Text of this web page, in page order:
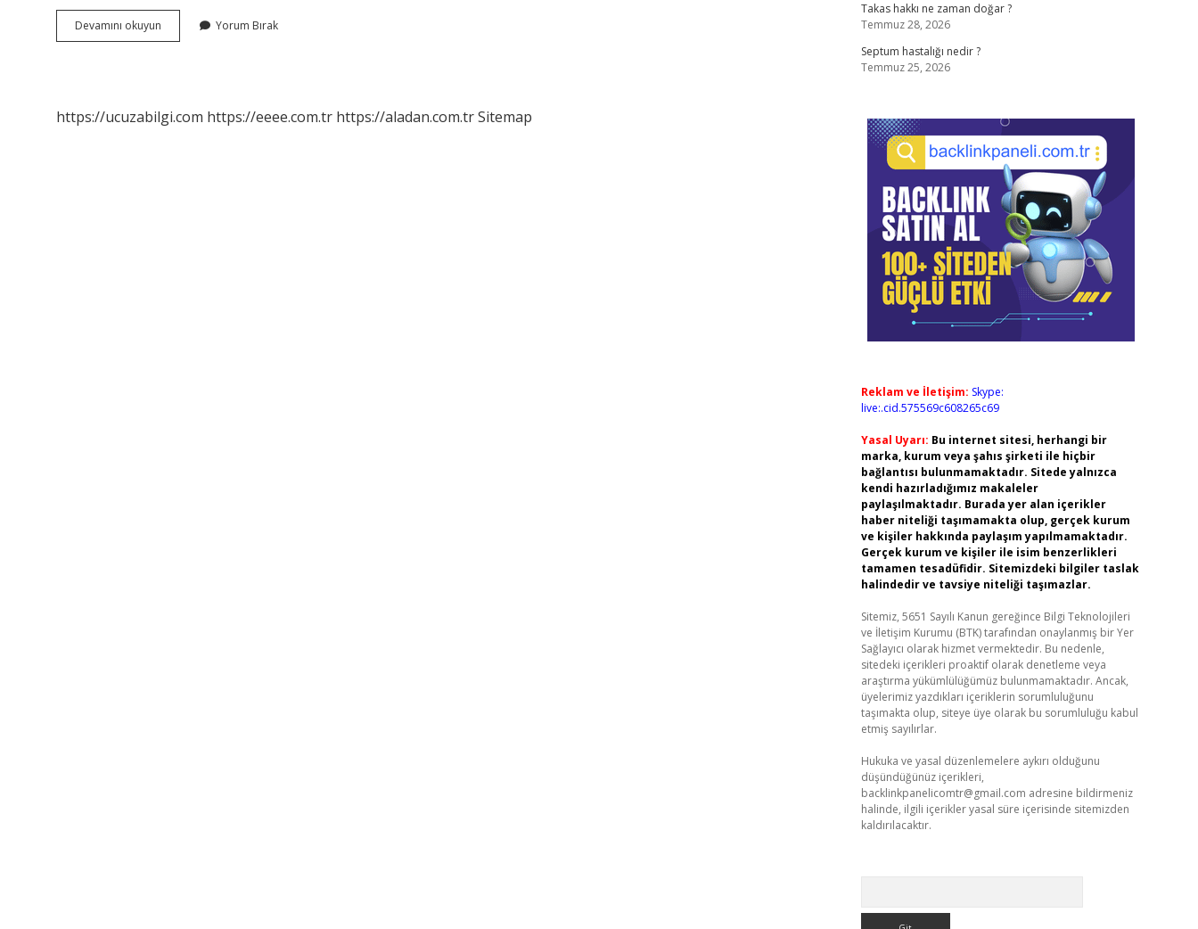
Devamını okuyun
Sunalın
Çekildi
Yorum Bırak
https://ucuzabilgi.com https://eeee.com.tr https://aladan.com.trSitemap
Takas hakkı ne zaman doğar ?
Temmuz 28, 2026
Septum hastalığı nedir ?
Temmuz 25, 2026
Reklam ve İletişim: Skype:
live:.cid.575569c608265c69
Yasal Uyarı: Bu internet sitesi, herhangi bir
marka, kurum veya şahıs şirketi ile hiçbir
bağlantısı bulunmamaktadır. Sitede yalnızca
kendi hazırladığımız makaleler
paylaşılmaktadır. Burada yer alan içerikler
haber niteliği taşımamakta olup, gerçek kurum
ve kişiler hakkında paylaşım yapılmamaktadır.
Gerçek kurum ve kişiler ile isim benzerlikleri
tamamen tesadüfidir. Sitemizdeki bilgiler taslak
halindedir ve tavsiye niteliği taşımazlar.
Sitemiz, 5651 Sayılı Kanun gereğince Bilgi Teknolojileri
ve İletişim Kurumu (BTK) tarafından onaylanmış bir Yer
Sağlayıcı olarak hizmet vermektedir. Bu nedenle,
sitedeki içerikleri proaktif olarak denetleme veya
araştırma yükümlülüğümüz bulunmamaktadır. Ancak,
üyelerimiz yazdıkları içeriklerin sorumluluğunu
taşımakta olup, siteye üye olarak bu sorumluluğu kabul
etmiş sayılırlar.
Hukuka ve yasal düzenlemelere aykırı olduğunu
düşündüğünüz içerikleri,
backlinkpanelicomtr@gmail.com adresine bildirmeniz
halinde, ilgili içerikler yasal süre içerisinde sitemizden
kaldırılacaktır.